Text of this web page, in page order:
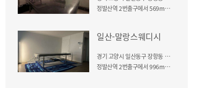
정발산역 2번출구에서 569m, 도보 9분 / 로데오탑 건물 2층
일산-말랑스웨디시
경기 고양시 일산동구 장항동 750
정발산역 2번출구에서 996m, 도보 16분 거리 / 삼성스위트II 건물